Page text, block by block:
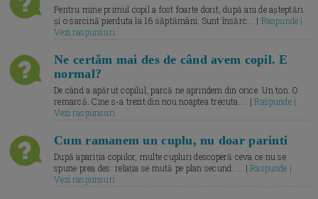
Pentru mine primul copil a fost foarte dorit, după ani de așteptări
și o sarcină pierduta la 16 săptămâni. Sunt însărc... | Raspunde |
Vezi raspunsuri
Ne certăm mai des de când avem copil. E
normal?
De când a apărut copilul, parcă ne aprindem din orice. Un ton. O
remarcă. Cine s-a trezit din nou noaptea trecuta.... |Raspunde |
Vezi raspunsuri
Cum ramanem un cuplu, nu doar parinti
După apariția copiilor, multe cupluri descoperă ceva ce nu se
spune prea des: relația se mută pe plan secund. ... |Raspunde |
Vezi raspunsuri